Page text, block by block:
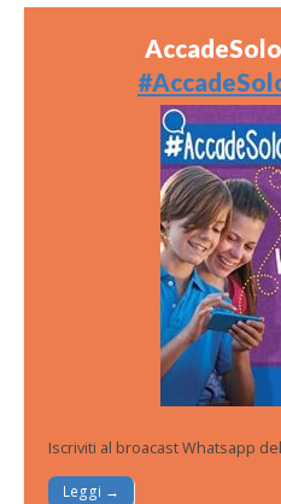
Iscriviti al broacast Whatsapp
Leggi →